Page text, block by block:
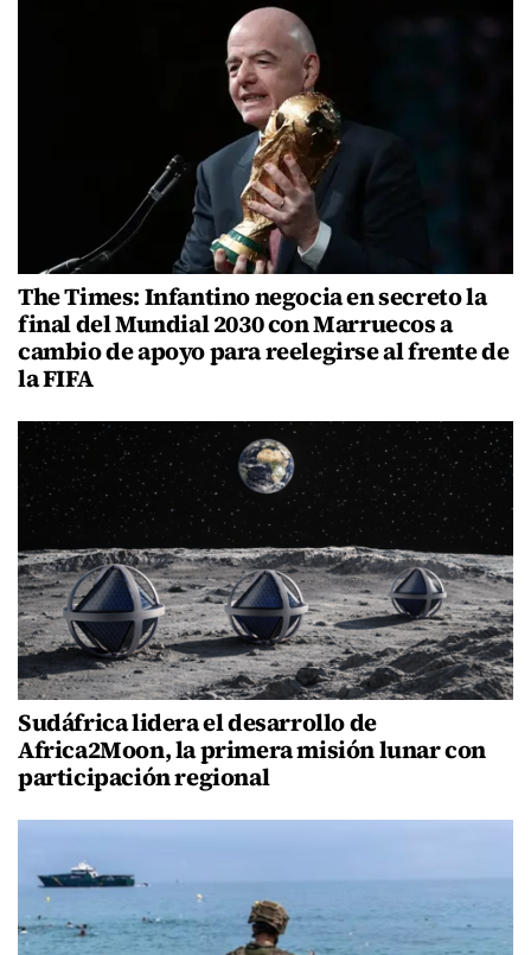
The Times: Infantino negocia en secreto la
final del Mundial 2030 con Marruecos a
cambio de apoyo para reelegirse al frente de
la FIFA
Sudáfrica lidera el desarrollo de
Africa2Moon, la primera misión lunar con
participación regional